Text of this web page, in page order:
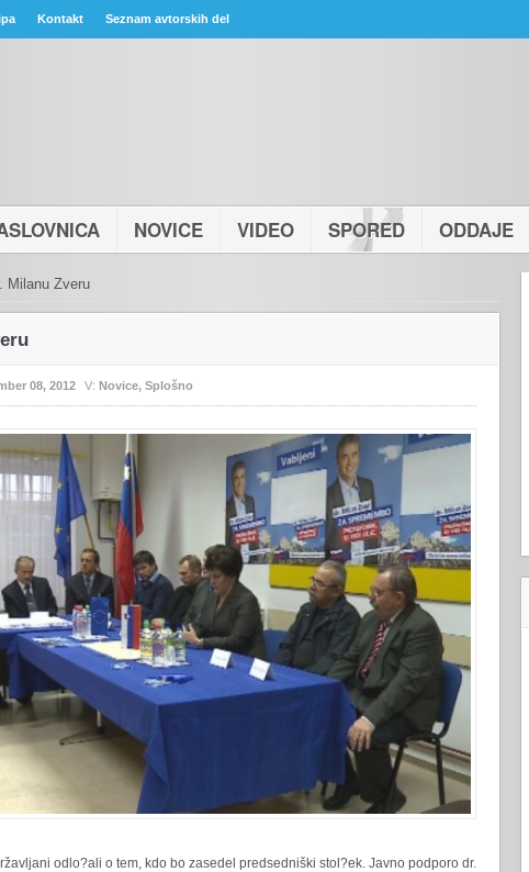
Kontakt Seznam avtorskih del
NOVICE VIDEO SPORED ODDAJE
Milanu Zveru
08, 2012 V: Novice, Splošno
odlo?ali o tem, kdo bo zasedel predsedniški stol?ek. Javno podporo dr.